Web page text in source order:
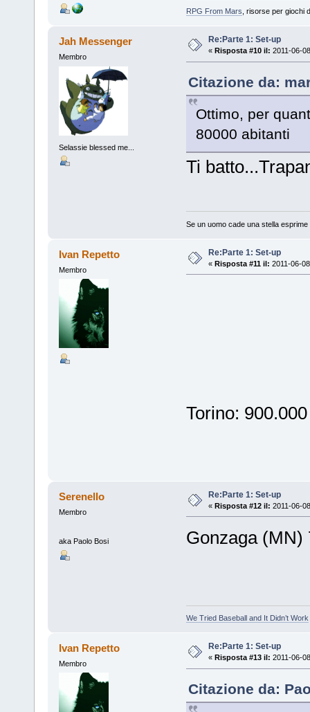
RPG From Mars , risorse per giochi
Jah Messenger
Membro
Selassie blessed me...
Re:Parte 1: Set-up
« Risposta #10 il: 2011-06-
Citazione da:
Ottimo, per
80000 abitanti
Ti
Se un uomo cade una stella esprime
Ivan Repetto
Membro
Re:Parte 1: Set-up
« Risposta #11 il: 2011-06-
Torino:
Serenello
Membro
aka Paolo Bosi
Re:Parte 1: Set-up
« Risposta #12 il: 2011-06-
Gonzaga (MN)
We Tried Baseball and It Didn’t Work
Ivan Repetto
Membro
Re:Parte 1: Set-up
« Risposta #13 il: 2011-06-
Citazione da: